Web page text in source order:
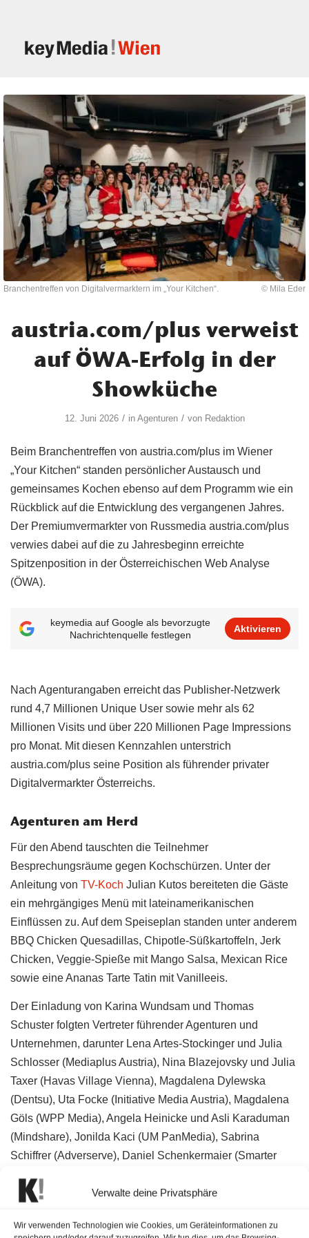
Verwalte deine Privatsphäre
Wir verwenden Technologien wie Cookies, um Geräteinformationen zu
Branchentreffen von Digitalvermarktern im „Your Kitchen“. © Mila Eder
austria.com/plus verweist
auf ÖWA-Erfolg in der
Showküche
12. Juni 2026 / in Agenturen / von Redaktion
Beim Branchentreffen von austria.com/plus im Wiener
„Your Kitchen“ standen persönlicher Austausch und
gemeinsames Kochen ebenso auf dem Programm wie ein
Rückblick auf die Entwicklung des vergangenen Jahres.
Der Premiumvermarkter von Russmedia austria.com/plus
verwies dabei auf die zu Jahresbeginn erreichte
Spitzenposition in der Österreichischen Web Analyse
(ÖWA).
keymedia auf Google als bevorzugte
Nachrichtenquelle festlegen
Aktivieren
Nach Agenturangaben erreicht das Publisher-Netzwerk
rund 4,7 Millionen Unique User sowie mehr als 62
Millionen Visits und über 220 Millionen Page Impressions
pro Monat. Mit diesen Kennzahlen unterstrich
austria.com/plus seine Position als führender privater
Digitalvermarkter Österreichs.
Agenturen am Herd
Für den Abend tauschten die Teilnehmer
Besprechungsräume gegen Kochschürzen. Unter der
Anleitung von TV-Koch Julian Kutos bereiteten die Gäste
ein mehrgängiges Menü mit lateinamerikanischen
Einflüssen zu. Auf dem Speiseplan standen unter anderem
BBQ Chicken Quesadillas, Chipotle-Süßkartoffeln, Jerk
Chicken, Veggie-Spieße mit Mango Salsa, Mexican Rice
sowie eine Ananas Tarte Tatin mit Vanilleeis.
Der Einladung von Karina Wundsam und Thomas
Schuster folgten Vertreter führender Agenturen und
Unternehmen, darunter Lena Artes-Stockinger und Julia
Schlosser (Mediaplus Austria), Nina Blazejovsky und Julia
Taxer (Havas Village Vienna), Magdalena Dylewska
(Dentsu), Uta Focke (Initiative Media Austria), Magdalena
Göls (WPP Media), Angela Heinicke und Asli Karaduman
(Mindshare), Jonilda Kaci (UM PanMedia), Sabrina
Schiffrer (Adverserve), Daniel Schenkermaier (Smarter
Patrizia Waldmann (Wavemaker).